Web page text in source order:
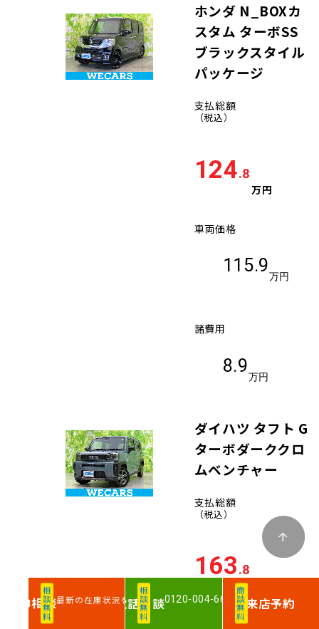
ホンダ N_BOXカ
スタム ターボSS
ブラックスタイル
パッケージ
支払総額
（税込）
124.8
万円
車両価格
115.9
万円
諸費用
8.9
万円
ダイハツ タフト G
ターボダーククロ
ムベンチャー
支払総額
（税込）
163.8
車両価格
相談無料
WEB相談最新の在庫状況を確認
相談無料
電話相談0120-004-660 商談無料来店予約